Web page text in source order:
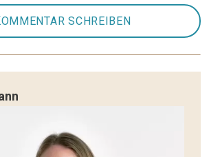
SCHREIBEN